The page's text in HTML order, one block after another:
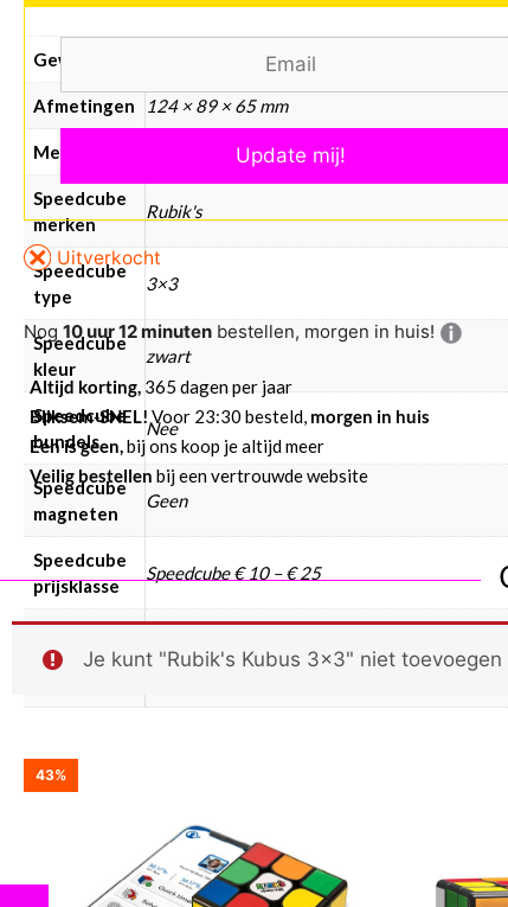
Gewicht
Afmetingen 124 × 89 × 65 mm
Merken
Speedcube
merken
Rubik's
Speedcube
type
3×3
Speedcube
kleur
zwart
Speedcube
bundels
Nee
Speedcube
magneten
Geen
Speedcube
prijsklasse
Speedcube € 10 – € 25
Speedcube
WCA
Ja
Uitverkocht
Nog 10 uur 12 minuten bestellen, morgen in huis!
Altijd korting,365 dagen per jaar
Bliksem-SNEL! Voor 23:30 besteld, morgen in huis
Eén is geen,bij ons koop je altijd meer
Veilig bestellen bij een vertrouwde website
Je kunt "Rubik's Kubus 3x3" niet
43%